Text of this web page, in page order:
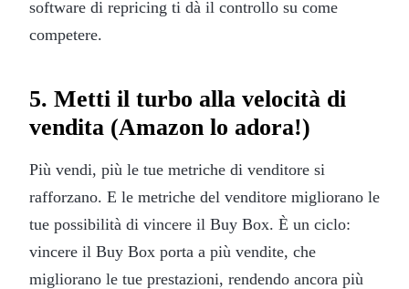
software di repricing ti dà il controllo su come
competere.
5. Metti il turbo alla velocità di
vendita (Amazon lo adora!)
Più vendi, più le tue metriche di venditore si
rafforzano. E le metriche del venditore migliorano le
tue possibilità di vincere il Buy Box. È un ciclo:
vincere il Buy Box porta a più vendite, che
migliorano le tue prestazioni, rendendo ancora più